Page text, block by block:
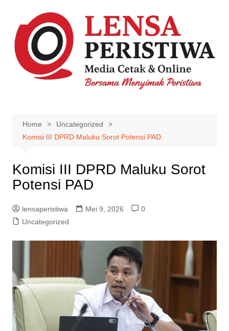
content
Home
Uncategorized
Komisi III DPRD Maluku Sorot Potensi PAD
Komisi III DPRD Maluku Sorot
Potensi PAD
lensaperistiwa Mei 9, 2026
0
Uncategorized